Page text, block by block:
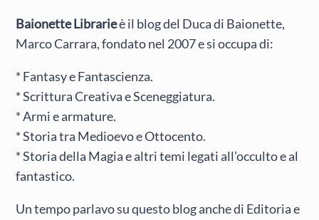
Baionette Librarieè il blog del Duca di Baionette,
Marco Carrara, fondato nel 2007 e si occupa di:
* Fantasy e Fantascienza.
* Scrittura Creativa e Sceneggiatura.
* Armi e armature.
* Storia tra Medioevo e Ottocento.
* Storia della Magia e altri temi legati all’occulto e al
fantastico.
Un tempo parlavo su questo blog anche di Editoria e